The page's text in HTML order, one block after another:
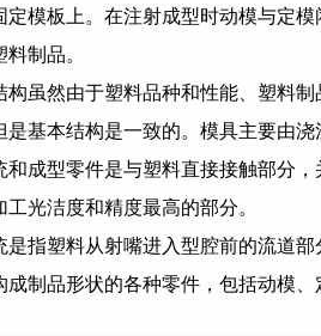
定模板上。在注射成型时动模与定
制品。
构虽然由于塑料品种和性能、塑料
是基本结构是一致的。模具主要由
和成型零件是与塑料直接接触部分
光洁度和精度最高的部分。
是指塑料从射嘴进入型腔前的流道
成制品形状的各种零件，包括动模